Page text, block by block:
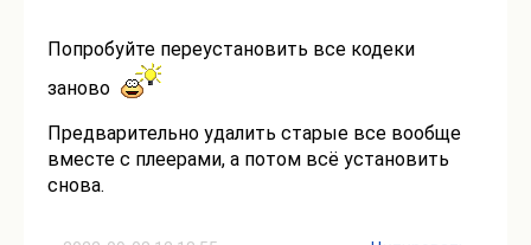
Попробуйте переустановить все кодеки
заново
Предварительно удалить старые все вообще
вместе с плеерами, а потом всё установить
снова.